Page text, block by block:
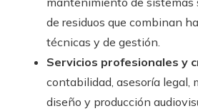
de residuos que combinan
técnicas y de gestión.
Servicios profesionales y
contabilidad, asesoría legal,
diseño y producción